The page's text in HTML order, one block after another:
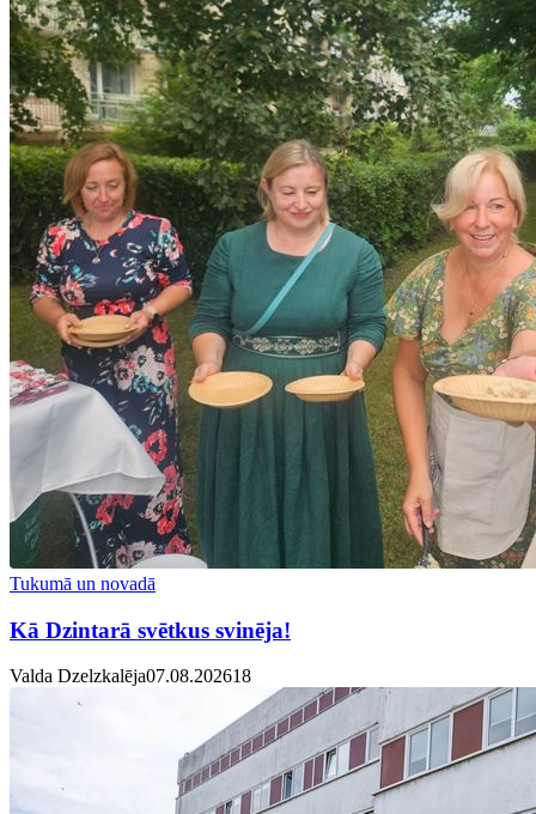
Tukumā un novadā
Kā Dzintarā svētkus svinēja!
Valda Dzelzkalēja07.08.202618